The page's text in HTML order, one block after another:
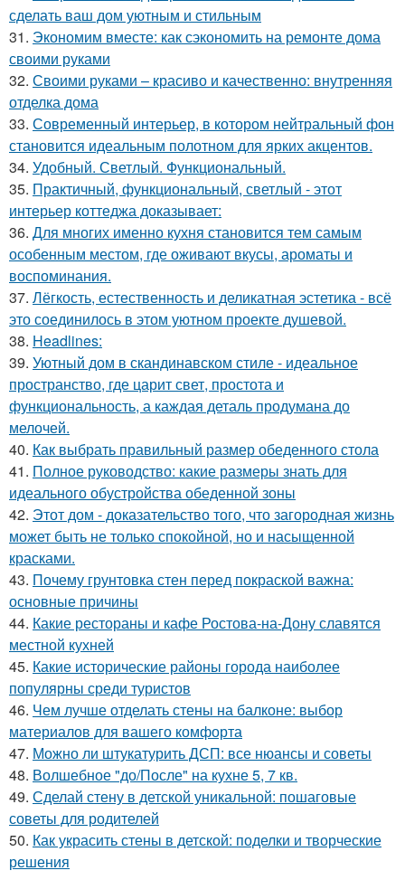
сделать ваш дом уютным и стильным
31. Экономим вместе: как сэкономить на ремонте дома
своими руками
32. Своими руками – красиво и качественно: внутренняя
отделка дома
33. Современный интерьер, в котором нейтральный фон
становится идеальным полотном для ярких акцентов.
34. Удобный. Светлый. Функциональный.
35. Практичный, функциональный, светлый - этот
интерьер коттеджа доказывает:
36. Для многих именно кухня становится тем самым
особенным местом, где оживают вкусы, ароматы и
воспоминания.
37. Лёгкость, естественность и деликатная эстетика - всё
это соединилось в этом уютном проекте душевой.
38. Headlines:
39. Уютный дом в скандинавском стиле - идеальное
пространство, где царит свет, простота и
функциональность, а каждая деталь продумана до
мелочей.
40. Как выбрать правильный размер обеденного стола
41. Полное руководство: какие размеры знать для
идеального обустройства обеденной зоны
42. Этот дом - доказательство того, что загородная жизнь
может быть не только спокойной, но и насыщенной
красками.
43. Почему грунтовка стен перед покраской важна:
основные причины
44. Какие рестораны и кафе Ростова-на-Дону славятся
местной кухней
45. Какие исторические районы города наиболее
популярны среди туристов
46. Чем лучше отделать стены на балконе: выбор
материалов для вашего комфорта
47. Можно ли штукатурить ДСП: все нюансы и советы
48. Волшебное "до/После" на кухне 5, 7 кв.
49. Сделай стену в детской уникальной: пошаговые
советы для родителей
50. Как украсить стены в детской: поделки и творческие
решения